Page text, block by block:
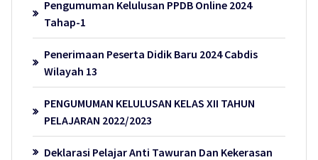
Pengumuman Kelulusan PPDB Online 2024
Tahap-1
Penerimaan Peserta Didik Baru 2024 Cabdis
Wilayah 13
PENGUMUMAN KELULUSAN KELAS XII TAHUN
PELAJARAN 2022/2023
Deklarasi Pelajar Anti Tawuran Dan Kekerasan